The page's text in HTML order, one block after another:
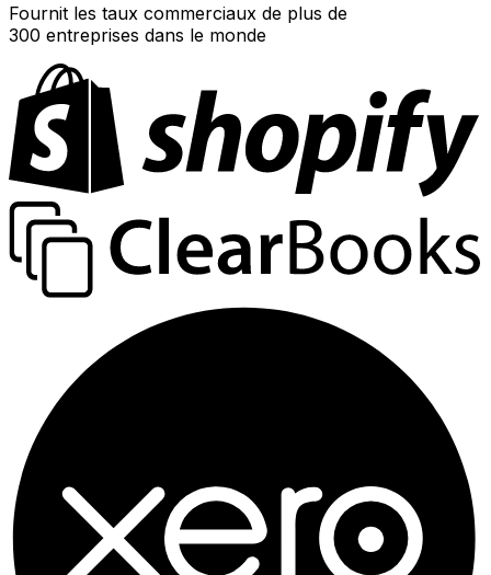
Fournit les taux commerciaux de plus de
300 entreprises dans le monde